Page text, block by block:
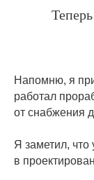
Напомню, я
работал
от снабжения
Я заметил, что
в